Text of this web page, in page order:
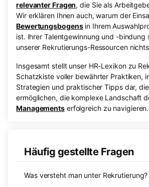
relevanter Fragen, die Sie als
Wir erklären Ihnen auch, warum der
Bewertungsbogensin Ihrem
ist. Ihrer Talentgewinnung und -bindung
unserer Rekrutierungs-Ressourcen
Insgesamt stellt unser HR-Lexikon zu
Schatzkiste voller bewährter Praktiken,
Strategien und praktischer Tipps dar,
ermöglichen, die komplexe Landschaft
Managementserfolgreich zu navigieren.
Häufig gestellte Fragen
Was versteht man unter Rekrutierung?